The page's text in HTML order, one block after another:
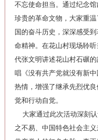
不忘使命担当。通过纪念
珍贵的革命文物，大家重
国的奋斗历史，深深感受
命精神。在花山村现场聆
代张文明讲述花山村石碾
唱《没有共产党就没有新
热情，增强了继承先烈优
觉和行动自觉。
大家通过此次活动深刻
之不易、中国特色社会主